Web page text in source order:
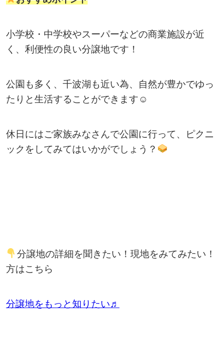
小学校・中学校やスーパーなどの商業施設が近
く、利便性の良い分譲地です！
公園も多く、千波湖も近い為、自然が豊かでゆっ
たりと生活することができます☺
休日にはご家族みなさんで公園に行って、ピクニ
ックをしてみてはいかがでしょう？
分譲地の詳細を聞きたい！現地をみてみたい！
方はこちら
分譲地をもっと知りたい♬